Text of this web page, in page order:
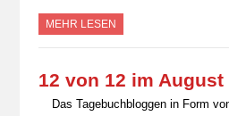
MEHR LESEN
12 von 12 im August
Das Tagebuchbloggen in Form